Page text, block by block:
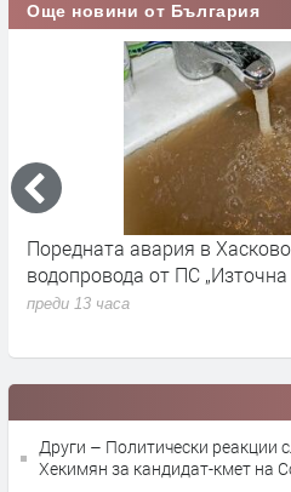
Още новини от България
Поредната авария в
водопровода от ПС „Източна
преди 13 часа
Други – Политически реакции
Хекимян за кандидат-кмет на